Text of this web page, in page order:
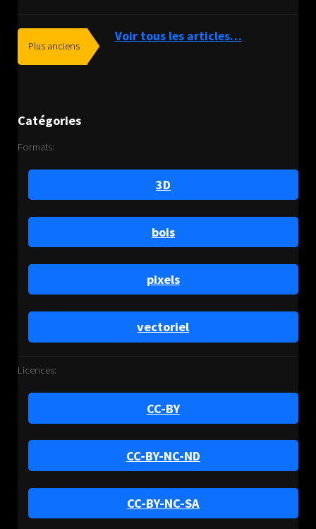
Plus anciens
Voir tous les articles…
Catégories
Formats:
3D
bois
pixels
vectoriel
Licences:
CC-BY
CC-BY-NC-ND
CC-BY-NC-SA